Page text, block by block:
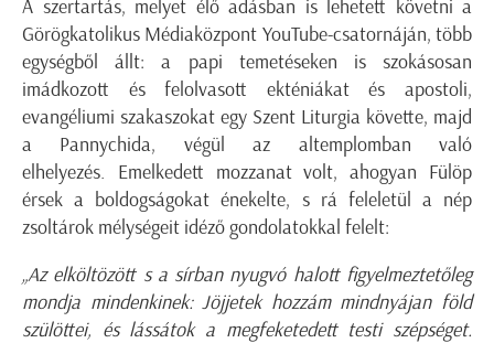
A szertartás, melyet élő adásban is lehetett követni a
Görögkatolikus Médiaközpont YouTube-csatornáján, több
egységből állt: a papi temetéseken is szokásosan
imádkozott és felolvasott ekténiákat és apostoli,
evangéliumi szakaszokat egy Szent Liturgia követte, majd
a Pannychida, végül az altemplomban való
elhelyezés. Emelkedett mozzanat volt, ahogyan Fülöp
érsek a boldogságokat énekelte, s rá feleletül a nép
zsoltárok mélységeit idéző gondolatokkal felelt:
„Az elköltözött s a sírban nyugvó halott figyelmeztetőleg
mondja mindenkinek: Jöjjetek hozzám mindnyájan föld
szülöttei, és lássátok a megfeketedett testi szépséget.